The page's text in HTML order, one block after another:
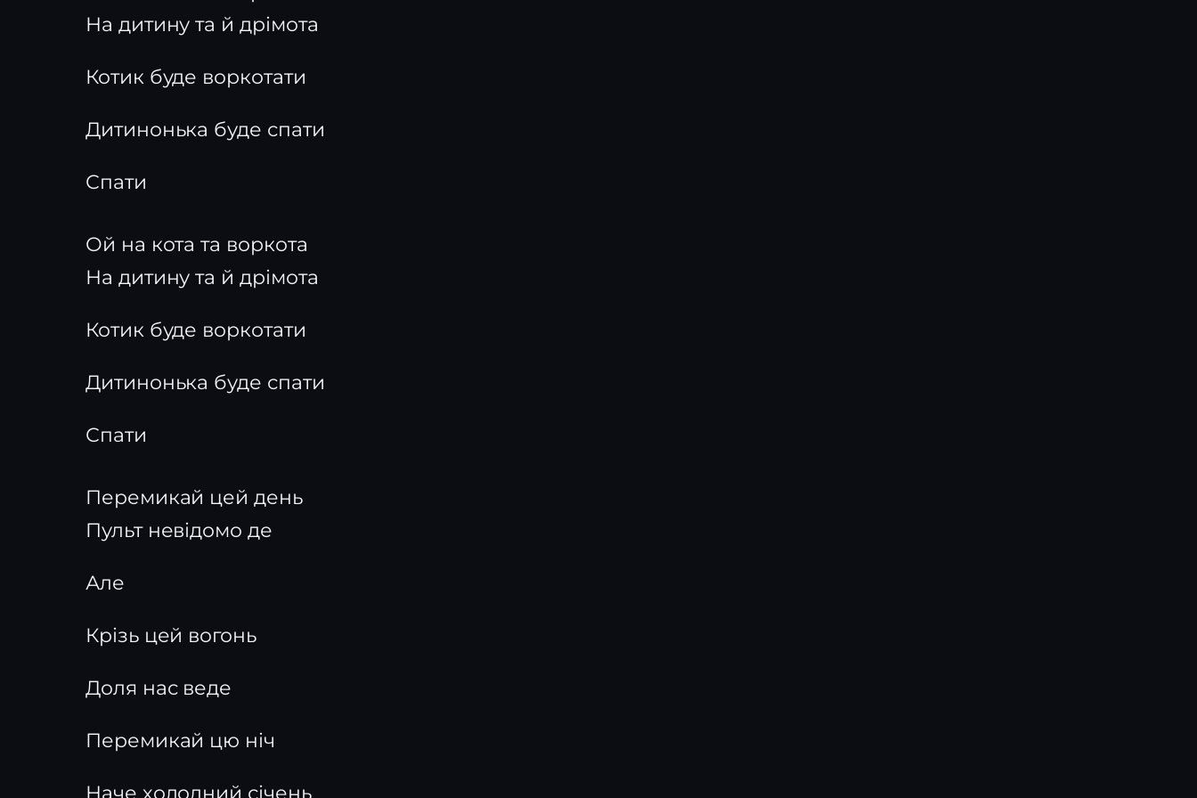
На дитину та й дрімота
Котик буде воркотати
Дитинонька буде спати
Спати
Ой на кота та воркота
На дитину та й дрімота
Котик буде воркотати
Дитинонька буде спати
Спати
Перемикай цей день
Пульт невідомо де
Але
Крізь цей вогонь
Доля нас веде
Перемикай цю ніч
Наче холодний січень